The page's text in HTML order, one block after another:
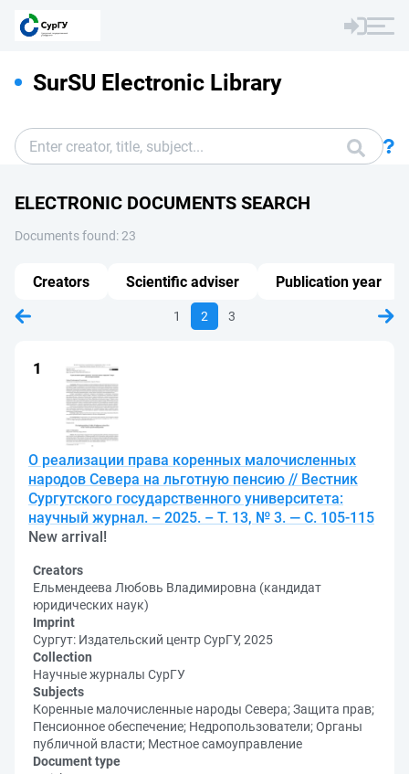
SurSU Electronic Library
ELECTRONIC DOCUMENTS SEARCH
Documents found: 23
1 2 3
О реализации права коренных малочисленных
народов Севера на льготную пенсию // Вестник
Сургутского государственного университета:
научный журнал. – 2025. – Т. 13, № 3. — С. 105-115
New arrival!
Creators
Ельмендеева Любовь Владимировна (кандидат
юридических наук)
Imprint
Сургут: Издательский центр СурГУ, 2025
Collection
Научные журналы СурГУ
Subjects
Коренные малочисленные народы Севера; Защита прав;
Пенсионное обеспечение; Недропользователи; Органы
публичной власти; Местное самоуправление
Document type
Creators Scientific adviser Publication year